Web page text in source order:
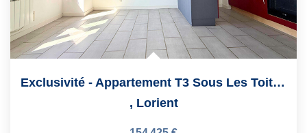
Exclusivité - Appartement T3 Sous Les Toits - Quartier...
, Lorient